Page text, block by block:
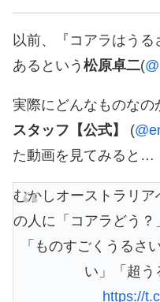
以前、『コアラはう
あるという 松原卓二(
実際にどんなものなの
スタッフ【公式】
(
た動画を見てみると…
むかしオーストラリ
の人に「コアラどう？
「ものすごくうるさ
い」「超う
https://